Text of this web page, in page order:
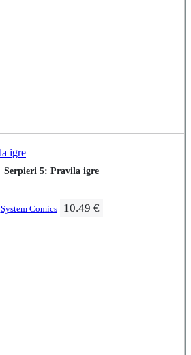
Serpieri 5: Pravila igre
System Comics 10.49 €